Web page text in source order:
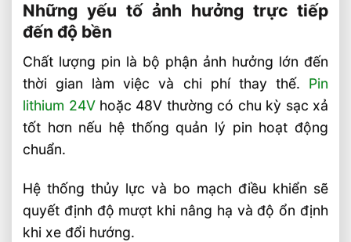
Những yếu tố ảnh hưởng trực tiếp
đến độ bền
Chất lượng pin là bộ phận ảnh hưởng lớn đến
thời gian làm việc và chi phí thay thế. Pin
lithium 24Vhoặc 48V thường có chu kỳ sạc xả
tốt hơn nếu hệ thống quản lý pin hoạt động
chuẩn.
Hệ thống thủy lực và bo mạch điều khiển sẽ
quyết định độ mượt khi nâng hạ và độ ổn định
khi xe đổi hướng.